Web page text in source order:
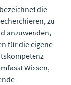
die
zu
anzuwenden,
für die eigene
Wissen,